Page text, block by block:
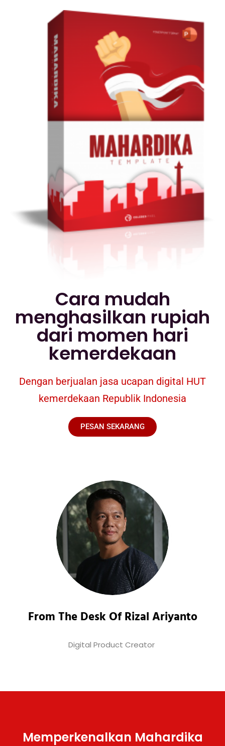
Cara mudah
menghasilkan rupiah
dari momen hari
kemerdekaan
Dengan berjualan jasa ucapan digital HUT
kemerdekaan Republik Indonesia
PESAN SEKARANG
From The Desk Of Rizal Ariyanto
Digital Product Creator
Memperkenalkan Mahardika